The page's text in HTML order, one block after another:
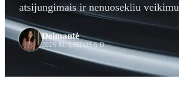
atsijungimais ir nenuosekliu veikimu
Deimantė
2026 M. LIEPOS 6 D.